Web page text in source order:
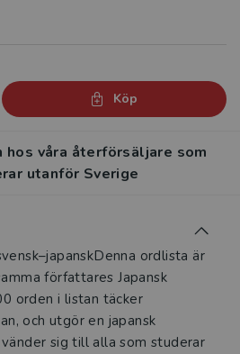
Köp
våra återförsäljare som
utanför Sverige
ordlista är
författares Japansk
orden i listan täcker
och utgör en japansk
sig till alla som studerar